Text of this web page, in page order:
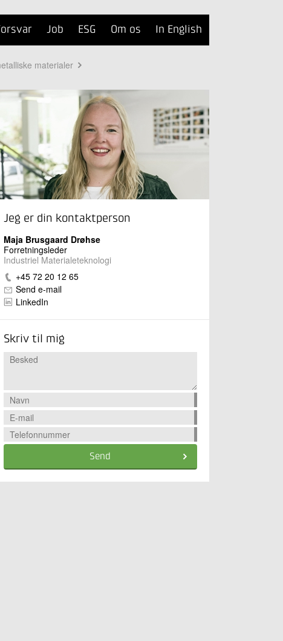
Job ESG Om os In English
materialer
Jeg er din kontaktperson
Maja Brusgaard Drøhse
Forretningsleder
Industriel Materialeteknologi
+45 72 20 12 65
Send e-mail
LinkedIn
Skriv til mig
Send